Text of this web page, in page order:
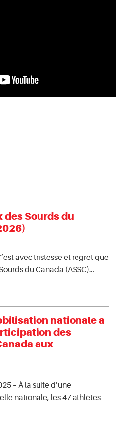
Sourds du
avec tristesse et regret que
du Canada (ASSC)…
nationale a
des
aux
– À la suite d’une
nationale, les 47 athlètes